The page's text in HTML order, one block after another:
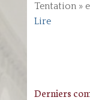
Tentation »
Lire
Derniers